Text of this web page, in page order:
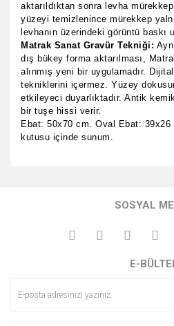
aktarıldıktan sonra levha
yüzeyi temizlenince mürekkep
levhanın üzerindeki görüntü baskı
Matrak Sanat Gravür Tekniği:
dış bükey forma aktarılması,
alınmış yeni bir uygulamadır.
tekniklerini içermez. Yüzey
etkileyeci duyarlıktadır. Antik
bir tuşe hissi verir.
Ebat: 50x70 cm. Oval Ebat: 39x26
kutusu içinde sunum.
kullanarak tarafımıza iletebilirsiniz.
Görüş ve önerileriniz için teşekkür
Ürün açıklamasında eksik bilgiler
SOSYAL
E-